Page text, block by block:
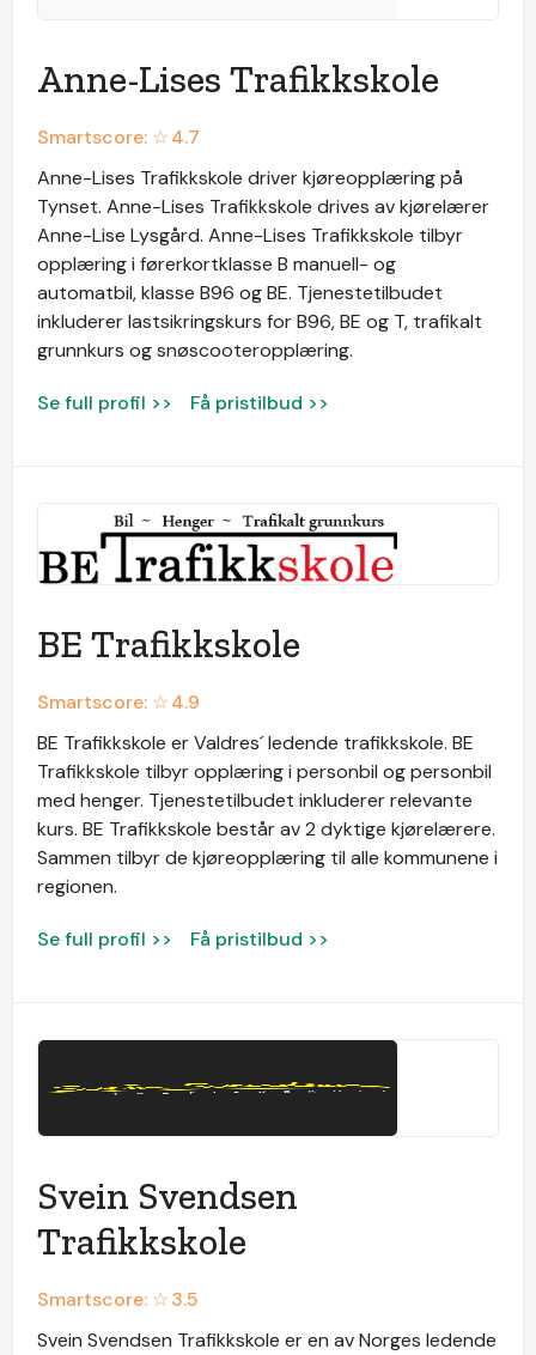
Anne-Lises Trafikkskole
Smartscore: ☆4.7
Anne-Lises Trafikkskole driver kjøreopplæring på
Tynset. Anne-Lises Trafikkskole drives av kjørelærer
Anne-Lise Lysgård. Anne-Lises Trafikkskole tilbyr
opplæring i førerkortklasse B manuell- og
automatbil, klasse B96 og BE. Tjenestetilbudet
inkluderer lastsikringskurs for B96, BE og T, trafikalt
grunnkurs og snøscooteropplæring.
Se full profil >> Få pristilbud >>
BE Trafikkskole
Smartscore: ☆4.9
BE Trafikkskole er Valdres´ ledende trafikkskole. BE
Trafikkskole tilbyr opplæring i personbil og personbil
med henger. Tjenestetilbudet inkluderer relevante
kurs. BE Trafikkskole består av 2 dyktige kjørelærere.
Sammen tilbyr de kjøreopplæring til alle kommunene i
regionen.
Se full profil >> Få pristilbud >>
Svein Svendsen
Trafikkskole
Smartscore: ☆3.5
Svein Svendsen Trafikkskole er en av Norges ledende